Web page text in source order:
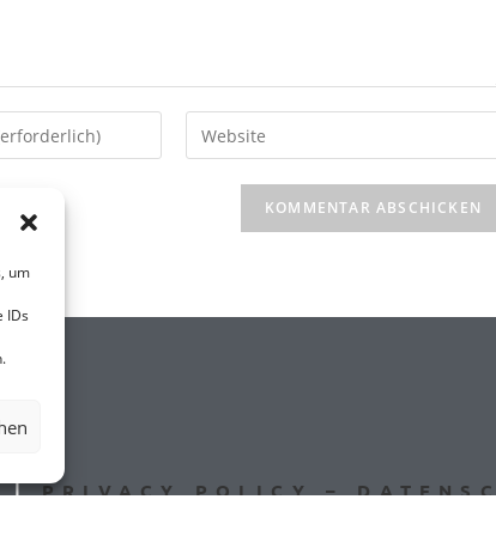
um
IDs
|PRIVACY POLICY –